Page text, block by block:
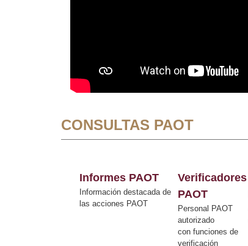
CONSULTAS PAOT
Informes PAOT
Información destacada de
las acciones PAOT
Verificadores
PAOT
Personal PAOT
autorizado
con funciones de
verificación